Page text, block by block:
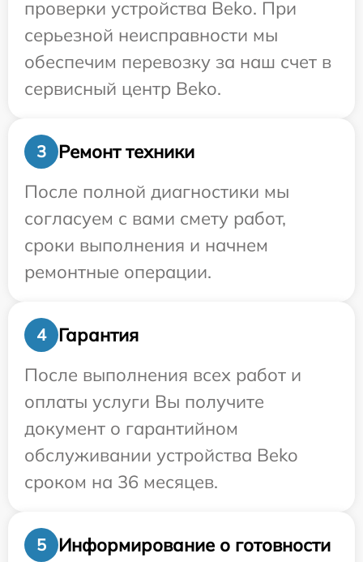
проверки устройства Beko. При
серьезной неисправности мы
обеспечим перевозку за наш счет в
сервисный центр Beko.
3
Ремонт техники
После полной диагностики мы
согласуем с вами смету работ,
сроки выполнения и начнем
ремонтные операции.
4
Гарантия
После выполнения всех работ и
оплаты услуги Вы получите
документ о гарантийном
обслуживании устройства Beko
сроком на 36 месяцев.
5
Информирование о готовности